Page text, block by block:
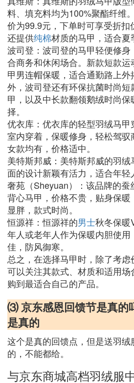
料、填充料均为100%聚酯纤维
价为99.9元，下单时可享受折
还提供纯棉材质的马甲，适合夏
波司登：波司登的马甲轻便修
合商务和休闲场合。新款短款
甲男连帽保暖，适合通勤路上外
外，波司登还有环保抗菌时尚短
甲，以及中长款翻领鹅绒时尚
择。
优衣库：优衣库的轻型羽绒马
室内穿着，保暖修身，轻松驾
女款均有，价格适中。
美特斯邦威：美特斯邦威的羽
面的设计新颖有活力，适合年轻
奢苑（Sheyuan）：该品牌的蚕
背心马甲，价格不贵，贴身保
显胖，款式时尚。
恒源祥：恒源祥的男士秋冬保暖
年人或老年人作为保暖内胆使
佳，防风御寒。
总之，在选择马甲时，除了考
可以关注其款式、材质和适用
购到最适合自己的产品。
⑶ 京东感恩回馈节是真的
是真的
这个是真的回馈点，但是送羽
的，不能都给。
与京东商城高档羽绒服